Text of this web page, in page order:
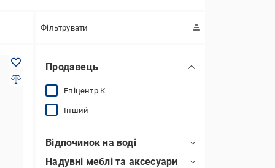
Фільтрувати
Продавець
Епіцентр К
Інший
Відпочинок на воді
Надувні меблі та аксесуари